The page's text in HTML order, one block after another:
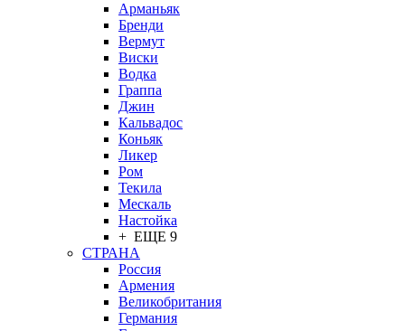
Арманьяк
Бренди
Вермут
Виски
Водка
Граппа
Джин
Кальвадос
Коньяк
Ликер
Ром
Текила
Мескаль
Настойка
+ ЕЩЕ 9
СТРАНА
Россия
Армения
Великобритания
Германия